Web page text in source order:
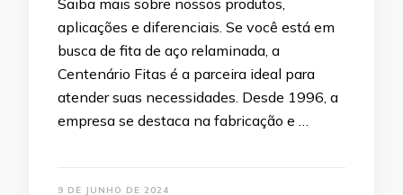
Saiba mais sobre nossos produtos,
aplicações e diferenciais. Se você está em
busca de fita de aço relaminada, a
Centenário Fitas é a parceira ideal para
atender suas necessidades. Desde 1996, a
empresa se destaca na fabricação e …
9 DE JUNHO DE 2024